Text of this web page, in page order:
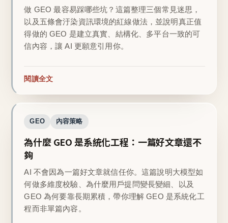
做 GEO 最容易踩哪些坑？這篇整理三個常見迷思，
以及五條會汙染資訊環境的紅線做法，並說明真正值
得做的 GEO 是建立真實、結構化、多平台一致的可
信內容，讓 AI 更願意引用你。
閱讀全文
GEO 內容策略
為什麼 GEO 是系統化工程：一篇好文章還不
夠
AI 不會因為一篇好文章就信任你。這篇說明大模型如
何做多維度校驗、為什麼用戶提問變長變細、以及
GEO 為何要靠長期累積，帶你理解 GEO 是系統化工
程而非單篇內容。